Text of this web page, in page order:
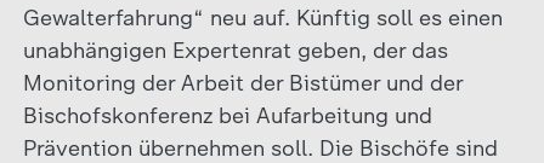
Gewalterfahrung“ neu auf. Künftig soll es einen
unabhängigen Expertenrat geben, der das
Monitoring der Arbeit der Bistümer und der
Bischofskonferenz bei Aufarbeitung und
Prävention übernehmen soll. Die Bischöfe sind